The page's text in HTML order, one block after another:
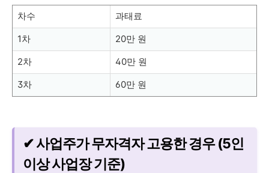
차수
과태료
1차
20만 원
2차
40만 원
3차
60만 원
✔ 사업주가 무자격자 고용한 경우 (5인
이상 사업장 기준)